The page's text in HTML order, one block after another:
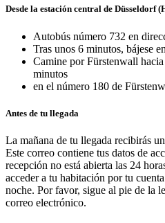
Desde la estación central de Düsseldorf
Autobús número 732 en
Tras unos 6 minutos, bájese
Camine por Fürstenwall
minutos
en el número 180 de
Antes de tu llegada
La mañana de tu llegada recibirás
Este correo contiene tus datos de
recepción no está abierta las 24
acceder a tu habitación por tu
noche. Por favor, sigue al pie de la
correo electrónico.